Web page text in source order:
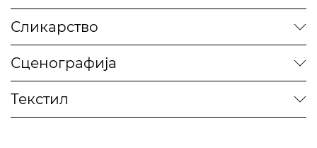
Сликарство
Сценографија
Текстил